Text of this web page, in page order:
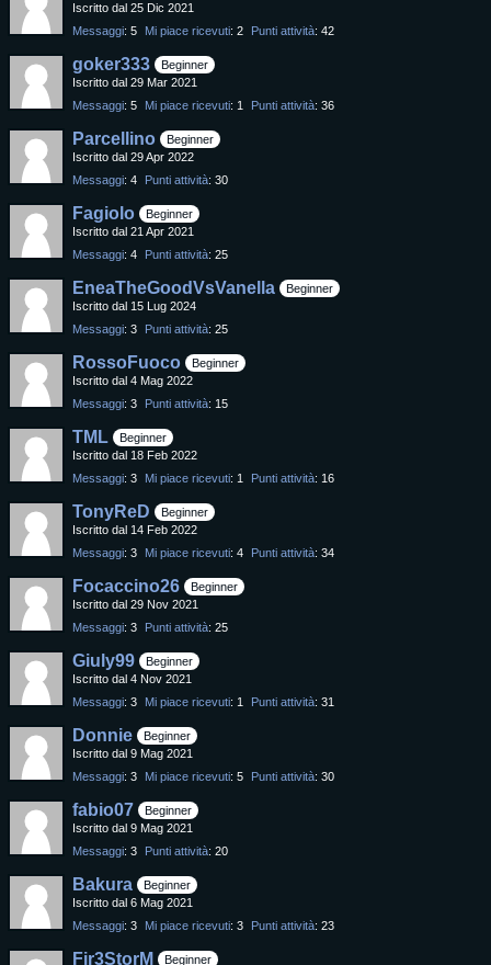
Iscritto dal 25 Dic 2021
Messaggi 5 Mi piace ricevuti 2 Punti attività 42
goker333
Beginner
Iscritto dal 29 Mar 2021
Messaggi 5 Mi piace ricevuti 1 Punti attività 36
Parcellino
Beginner
Iscritto dal 29 Apr 2022
Messaggi 4 Punti attività 30
Fagiolo
Beginner
Iscritto dal 21 Apr 2021
Messaggi 4 Punti attività 25
EneaTheGoodVsVanella
Beginner
Iscritto dal 15 Lug 2024
Messaggi 3 Punti attività 25
RossoFuoco
Beginner
Iscritto dal 4 Mag 2022
Messaggi 3 Punti attività 15
TML
Beginner
Iscritto dal 18 Feb 2022
Messaggi 3 Mi piace ricevuti 1 Punti attività 16
TonyReD
Beginner
Iscritto dal 14 Feb 2022
Messaggi 3 Mi piace ricevuti 4 Punti attività 34
Focaccino26
Beginner
Iscritto dal 29 Nov 2021
Messaggi 3 Punti attività 25
Giuly99
Beginner
Iscritto dal 4 Nov 2021
Messaggi 3 Mi piace ricevuti 1 Punti attività 31
Donnie
Beginner
Iscritto dal 9 Mag 2021
Messaggi 3 Mi piace ricevuti 5 Punti attività 30
fabio07
Beginner
Iscritto dal 9 Mag 2021
Messaggi 3 Punti attività 20
Bakura
Beginner
Iscritto dal 6 Mag 2021
Messaggi 3 Mi piace ricevuti 3 Punti attività 23
Fir3StorM
Beginner